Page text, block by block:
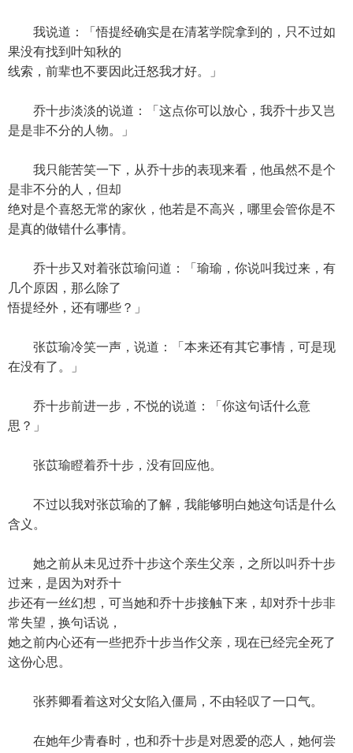
我说道：「悟提经确实是在清茗学院拿到的，只不过如
果没有找到叶知秋的
线索，前辈也不要因此迁怒我才好。」
乔十步淡淡的说道：「这点你可以放心，我乔十步又岂
是是非不分的人物。」
我只能苦笑一下，从乔十步的表现来看，他虽然不是个
是非不分的人，但却
绝对是个喜怒无常的家伙，他若是不高兴，哪里会管你是不
是真的做错什么事情。
乔十步又对着张苡瑜问道：「瑜瑜，你说叫我过来，有
几个原因，那么除了
悟提经外，还有哪些？」
张苡瑜冷笑一声，说道：「本来还有其它事情，可是现
在没有了。」
乔十步前进一步，不悦的说道：「你这句话什么意
思？」
张苡瑜瞪着乔十步，没有回应他。
不过以我对张苡瑜的了解，我能够明白她这句话是什么
含义。
她之前从未见过乔十步这个亲生父亲，之所以叫乔十步
过来，是因为对乔十
步还有一丝幻想，可当她和乔十步接触下来，却对乔十步非
常失望，换句话说，
她之前内心还有一些把乔十步当作父亲，现在已经完全死了
这份心思。
张荞卿看着这对父女陷入僵局，不由轻叹了一口气。
在她年少青春时，也和乔十步是对恩爱的恋人，她何尝